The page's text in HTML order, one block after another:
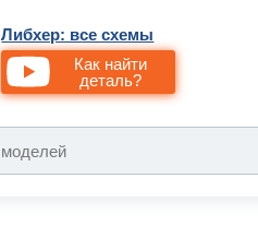
Либхер: все схемы
Как найти
деталь?